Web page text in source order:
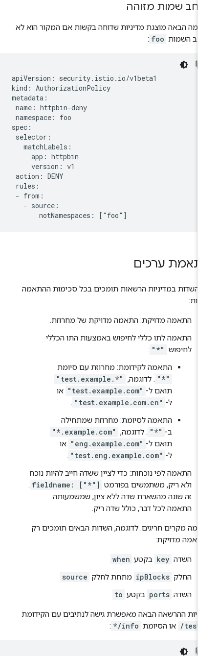
שמות מזוהה
הבאה מוצגת מדיניות שדוחה בקשות אם המקור הוא לא
השמות foo
:
apiVersion: security.istio.io/v1beta1
kind: AuthorizationPolicy
metadata:
name: httpbin-deny
namespace: foo
spec:
selector:
   matchLabels:
     app: httpbin
     version: v1
action: DENY
rules:
- from:
   - source:
ערכים
השדות במדיניות הרשאות תומכים בכל סכימות ההתאמה
התאמה מדויקת: התאמה מדויקת של מחרוזת.
התאמה לתו כללי לחיפוש באמצעות התו הכללי
לחיפוש "*"
:
התאמה לקידומת: מחרוזת עם סיומת
. לדוגמה, "test.example.*"
תואם ל- "test.example.com" או
"test.example.com.cn"
.
התאמה לסיומת: מחרוזת שמתחילה
"*" . לדוגמה, "*.example.com"
תואם ל- "eng.example.com" או
"test.eng.example.com"
.
התאמה לפי נוכחות: כדי לציין ששדה חייב להיות נוכח
ולא ריק, משתמשים בפורמט fieldname: ["*"]
.
זה שונה מהשארת שדה ללא ציון, שמשמעותה
התאמה לכל דבר, כולל שדה ריק.
כמה מקרים חריגים. לדוגמה, השדות הבאים תומכים רק
מדויקת:
השדה key בקטע when
החלק ipBlocks מתחת לחלק source
השדה ports בקטע to
ההרשאה הבאה מאפשרת גישה לנתיבים עם הקידומת
/ או הסיומת */info
: